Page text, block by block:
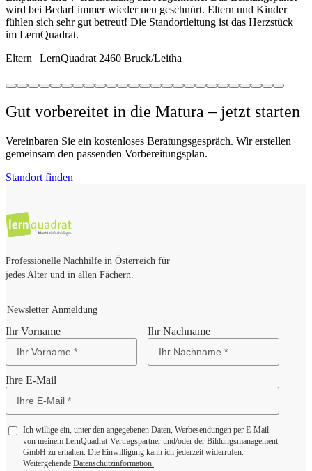
wird bei Bedarf immer wieder neu geschnürt. Eltern und Kinder
fühlen sich sehr gut betreut! Die Standortleitung ist das Herzstück
im LernQuadrat.
Eltern | LernQuadrat 2460 Bruck/Leitha
Gut vorbereitet in die Matura – jetzt starten
Vereinbaren Sie ein kostenloses Beratungsgespräch. Wir erstellen
gemeinsam den passenden Vorbereitungsplan.
Standort finden
Professionelle Nachhilfe in Österreich für
jedes Alter und in allen Fächern.
Newsletter Anmeldung
Ihr Vorname Ihr Nachname
Ihre E-Mail
Ich willige ein, unter den angegebenen Daten, Werbesendungen per E-Mail
von meinem LernQuadrat-Vertragspartner und/oder der Bildungsmanagement
GmbH zu erhalten. Die Einwilligung kann ich jederzeit widerrufen.
Weitergehende Datenschutzinformation.